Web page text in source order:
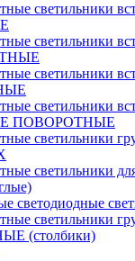
светильники
светильники
светильники
светильники
ПОВОРОТНЫЕ
светильники
светильники
светодиодные
светильники
(столбики)